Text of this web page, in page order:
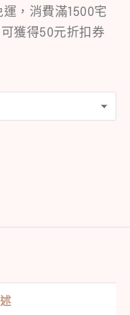
，消費滿1500宅
獲得50元折扣券